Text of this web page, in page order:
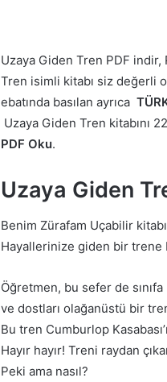
Uzaya Giden Tren PDF indir,
Tren isimli kitabı siz değerli
ebatında basılan ayrıca
Uzaya Giden Tren kitabını
PDF Oku.
Uzaya Giden
Benim Zürafam Uçabilir
Hayallerinize giden bir trene
Öğretmen, bu sefer de
ve dostları olağanüstü bir
Bu tren Cumburlop
Hayır hayır! Treni raydan
Peki ama nasıl?